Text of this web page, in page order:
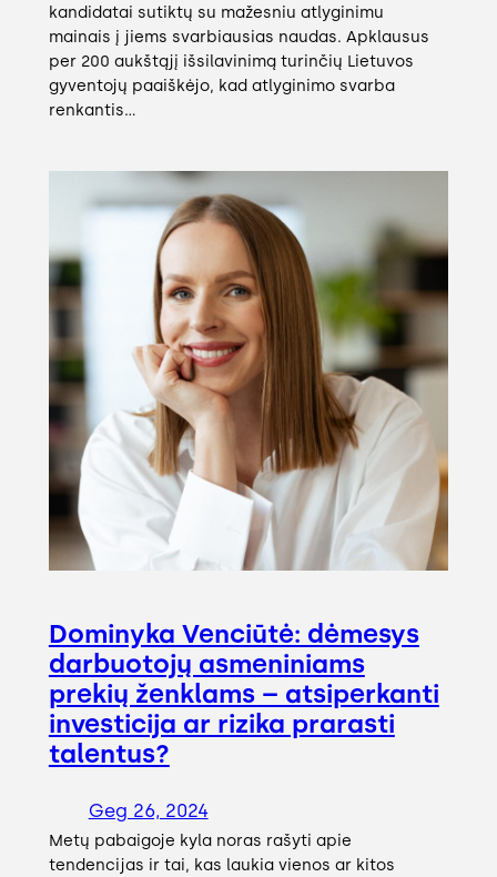
kandidatai sutiktų su mažesniu atlyginimu
mainais į jiems svarbiausias naudas. Apklausus
per 200 aukštąjį išsilavinimą turinčių Lietuvos
gyventojų paaiškėjo, kad atlyginimo svarba
renkantis…
Dominyka Venciūtė: dėmesys
darbuotojų asmeniniams
prekių ženklams – atsiperkanti
investicija ar rizika prarasti
talentus?
Geg 26, 2024
Metų pabaigoje kyla noras rašyti apie
tendencijas ir tai, kas laukia vienos ar kitos